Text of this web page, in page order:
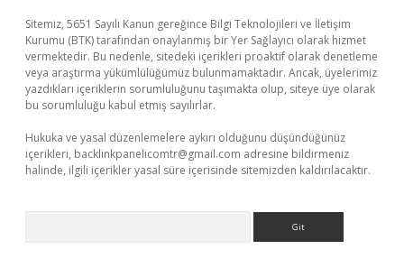
Sitemiz, 5651 Sayılı Kanun gereğince Bilgi Teknolojileri ve İletişim
Kurumu (BTK) tarafından onaylanmış bir Yer Sağlayıcı olarak hizmet
vermektedir. Bu nedenle, sitedeki içerikleri proaktif olarak denetleme
veya araştırma yükümlülüğümüz bulunmamaktadır. Ancak, üyelerimiz
yazdıkları içeriklerin sorumluluğunu taşımakta olup, siteye üye olarak
bu sorumluluğu kabul etmiş sayılırlar.
Hukuka ve yasal düzenlemelere aykırı olduğunu düşündüğünüz
içerikleri, backlinkpanelicomtr@gmail.com adresine bildirmeniz
halinde, ilgili içerikler yasal süre içerisinde sitemizden kaldırılacaktır.